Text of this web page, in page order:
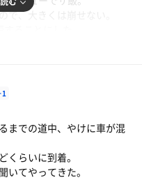
もなくこっさり。オリジ
雑している感じがするのは
ット。
で、大きくは崩せない。
が、サラリとした質感。
お湯の加減を確認する程
、4セット目の時は98℃と
ィング。
1
までの道中、やけに車が混
くらいに到着。
いてやってきた。